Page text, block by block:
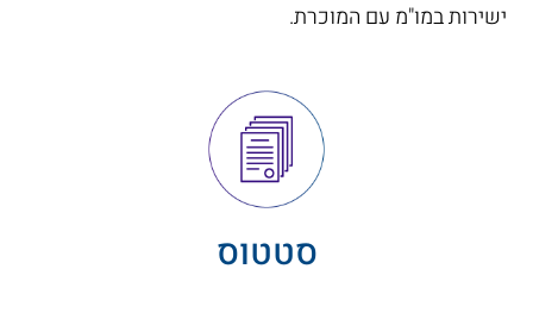
ישירות במו"מ עם המוכרת.
סטטוס